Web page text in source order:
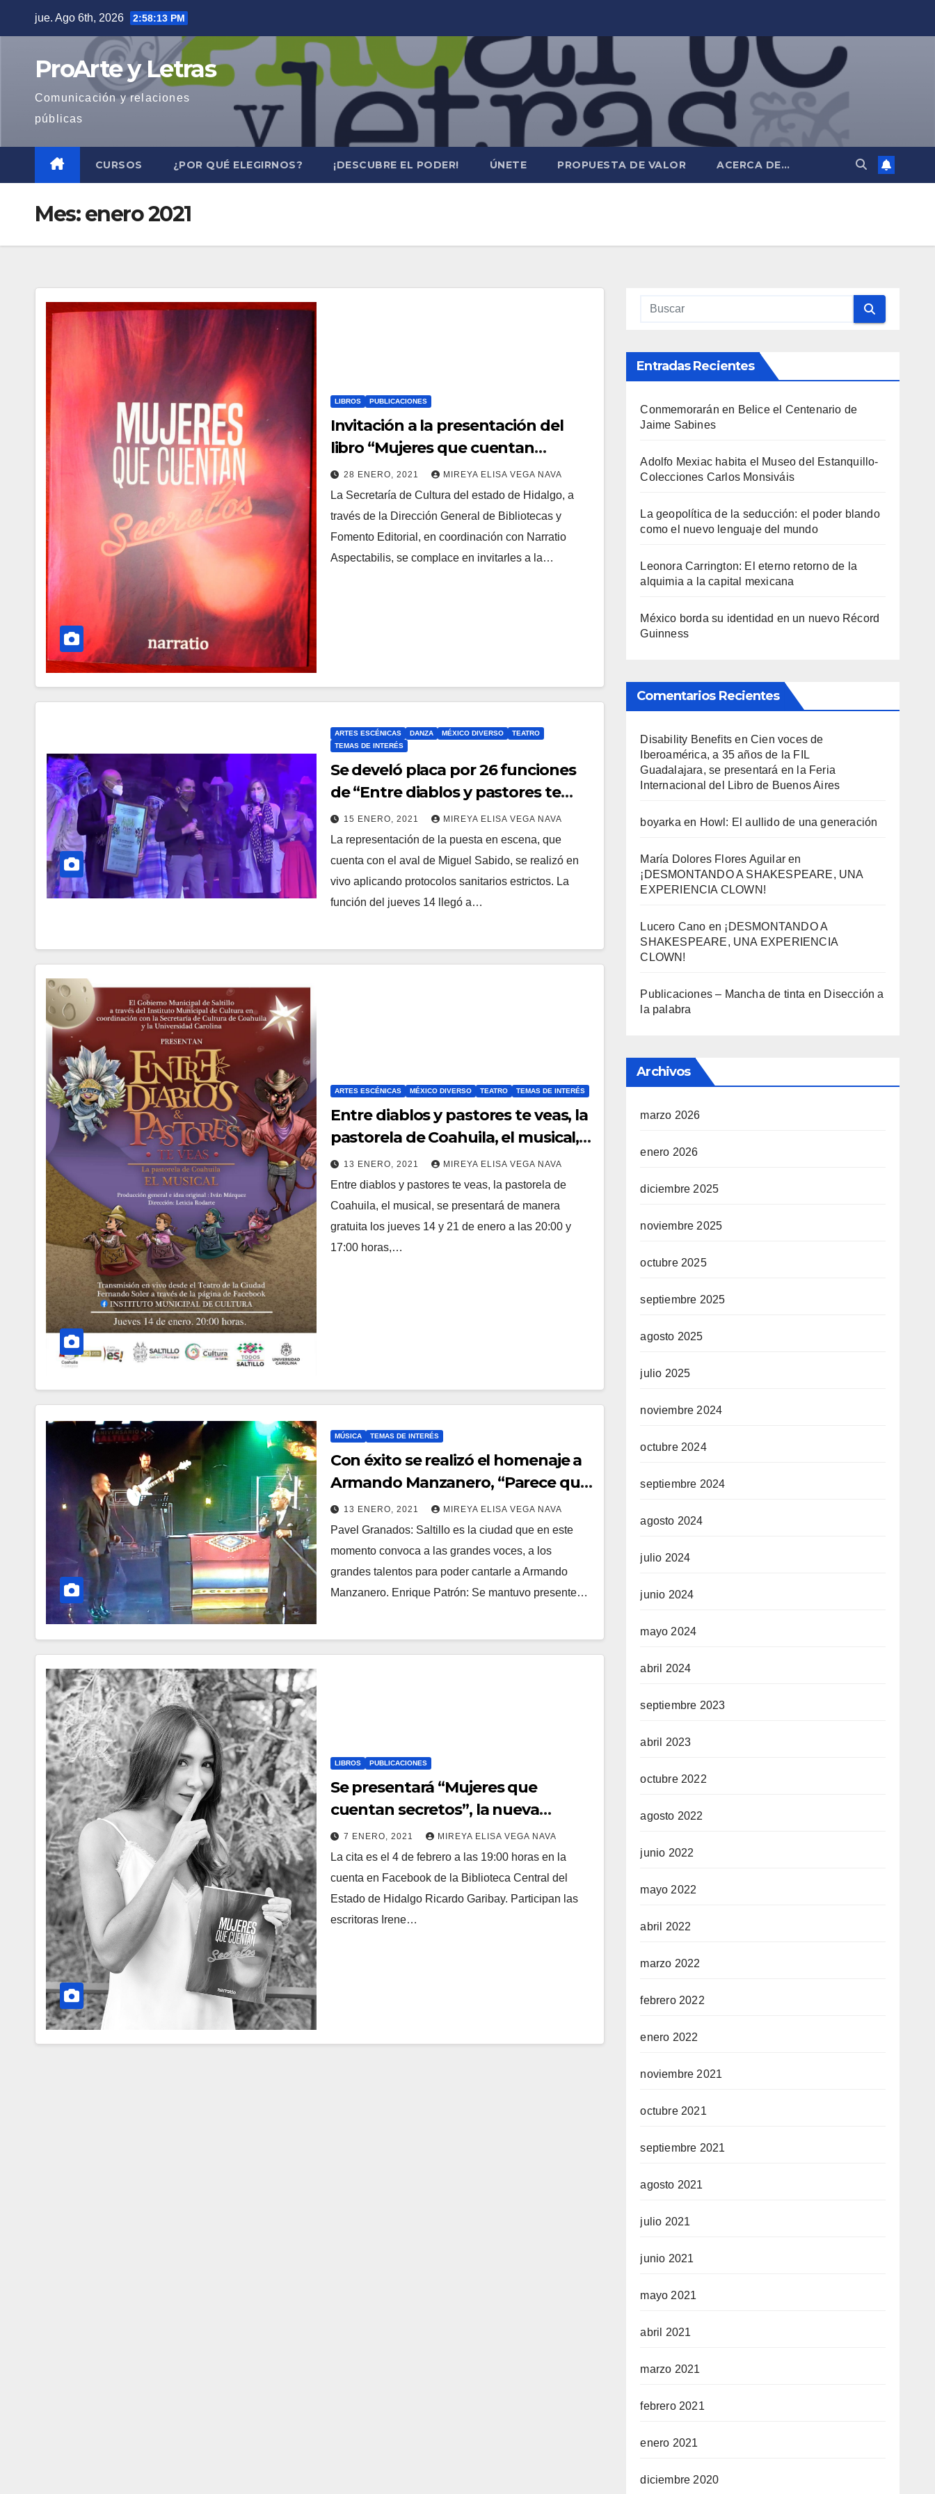
jue. Ago 6th, 2026 2:58:14 PM
ProArte y Letras
Comunicación y relaciones
públicas
CURSOS ¿POR QUÉ ELEGIRNOS? ¡DESCUBRE EL PODER! ÚNETE PROPUESTA DE VALOR ACERCA DE…
Mes:enero 2021
LIBROS PUBLICACIONES
Invitación a la presentación del
libro “Mujeres que cuentan
secretos”
28 ENERO, 2021 MIREYA ELISA VEGA NAVA
La Secretaría de Cultura del estado de Hidalgo, a
través de la Dirección General de Bibliotecas y
Fomento Editorial, en coordinación con Narratio
Aspectabilis, se complace en invitarles a la…
ARTES ESCÉNICAS DANZA MÉXICO DIVERSO
TEATRO
TEMAS DE INTERÉS
Se develó placa por 26 funciones
de “Entre diablos y pastores te
veas, la pastorela de Coahuila, el
musical”, que reunieron a 27, 600
espectadores
15 ENERO, 2021 MIREYA ELISA VEGA NAVA
La representación de la puesta en escena, que
cuenta con el aval de Miguel Sabido, se realizó en
vivo aplicando protocolos sanitarios estrictos. La
función del jueves 14 llegó a…
ARTES ESCÉNICAS MÉXICO DIVERSO TEATRO TEMAS DE INTERÉS
Entre diablos y pastores te veas, la
pastorela de Coahuila, el musical,
se presentará de manera gratuita
desde Saltillo
13 ENERO, 2021 MIREYA ELISA VEGA NAVA
Entre diablos y pastores te veas, la pastorela de
Coahuila, el musical, se presentará de manera
gratuita los jueves 14 y 21 de enero a las 20:00 y
17:00 horas,…
MÚSICA TEMAS DE INTERÉS
Con éxito se realizó el homenaje a
Armando Manzanero, “Parece que
fue ayer” de Saltillo para México
13 ENERO, 2021 MIREYA ELISA VEGA NAVA
Pavel Granados: Saltillo es la ciudad que en este
momento convoca a las grandes voces, a los
grandes talentos para poder cantarle a Armando
Manzanero. Enrique Patrón: Se mantuvo presente…
LIBROS PUBLICACIONES
Se presentará “Mujeres que
cuentan secretos”, la nueva
antología en la que participa Ligia
Urroz
7 ENERO, 2021 MIREYA ELISA VEGA NAVA
La cita es el 4 de febrero a las 19:00 horas en la
cuenta en Facebook de la Biblioteca Central del
Estado de Hidalgo Ricardo Garibay. Participan las
escritoras Irene…
Entradas Recientes
Conmemorarán en Belice el Centenario de
Jaime Sabines
Adolfo Mexiac habita el Museo del Estanquillo-
Colecciones Carlos Monsiváis
La geopolítica de la seducción: el poder blando
como el nuevo lenguaje del mundo
Leonora Carrington: El eterno retorno de la
alquimia a la capital mexicana
México borda su identidad en un nuevo Récord
Guinness
Comentarios Recientes
Disability Benefits en Cien voces de
Iberoamérica, a 35 años de la FIL
Guadalajara, se presentará en la Feria
Internacional del Libro de Buenos Aires
boyarka en Howl: El aullido de una generación
María Dolores Flores Aguilaren
¡DESMONTANDO A SHAKESPEARE, UNA
EXPERIENCIA CLOWN!
Lucero Cano en ¡DESMONTANDO A
SHAKESPEARE, UNA EXPERIENCIA
CLOWN!
Publicaciones – Mancha de tinta en Disección a
la palabra
Archivos
marzo 2026
enero 2026
diciembre 2025
noviembre 2025
octubre 2025
septiembre 2025
agosto 2025
julio 2025
noviembre 2024
octubre 2024
septiembre 2024
agosto 2024
julio 2024
junio 2024
mayo 2024
abril 2024
septiembre 2023
abril 2023
octubre 2022
agosto 2022
junio 2022
mayo 2022
abril 2022
marzo 2022
febrero 2022
enero 2022
noviembre 2021
octubre 2021
septiembre 2021
agosto 2021
julio 2021
junio 2021
mayo 2021
abril 2021
marzo 2021
febrero 2021
enero 2021
diciembre 2020